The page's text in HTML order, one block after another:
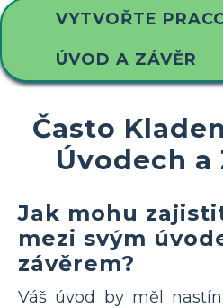
VYTVOŘTE
ÚVOD A ZÁVĚR
Často
Úvodech a
Jak mohu
mezi svým
závěrem?
Váš úvod by měl